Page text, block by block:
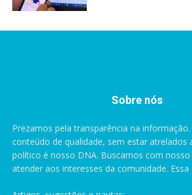
Sobre nós
Prezamos pela transparência na
conteúdo de qualidade, sem estar atrelados
político é nosso DNA. Buscamos com
atender aos interesses da comunidade.